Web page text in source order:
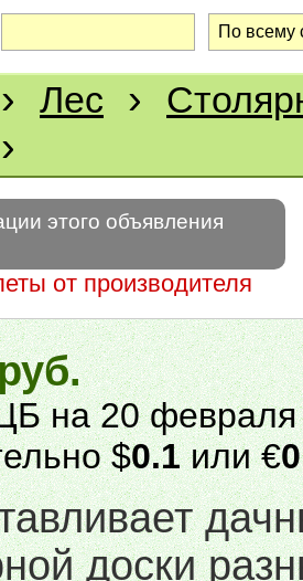
› Лес ›
›
этого объявления
от производителя
на 20 февраля
$0.1или €
доски